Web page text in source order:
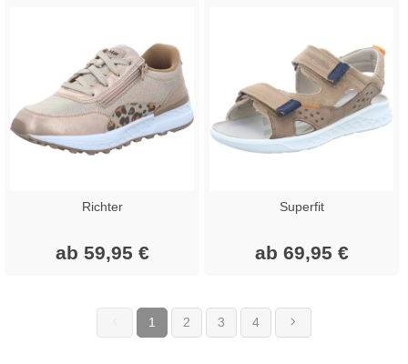
Richter
ab 59,95 €
Superfit
ab 69,95 €
1 (current)
2 3 4